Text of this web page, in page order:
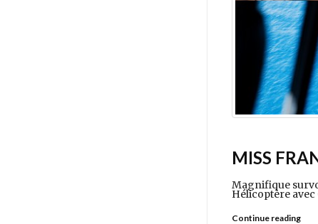
MISS
Magnifique
Hélicoptère avec
Continue reading